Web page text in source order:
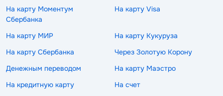
На карту Моментум
Сбербанка
На карту Visa
На карту МИР
На карту Кукуруза
На карту Сбербанка
Через Золотую Корону
Денежным переводом
На карту Маэстро
На кредитную карту
На счет